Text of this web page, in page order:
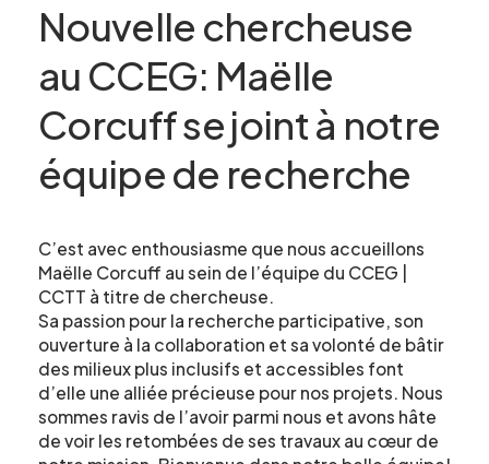
Nouvelle chercheuse
au CCEG: Maëlle
Corcuff se joint à notre
équipe de recherche
C’est avec enthousiasme que nous accueillons
Maëlle Corcuff au sein de l’équipe du CCEG |
CCTT à titre de chercheuse.
Sa passion pour la recherche participative, son
ouverture à la collaboration et sa volonté de bâtir
des milieux plus inclusifs et accessibles font
d’elle une alliée précieuse pour nos projets. Nous
sommes ravis de l’avoir parmi nous et avons hâte
de voir les retombées de ses travaux au cœur de